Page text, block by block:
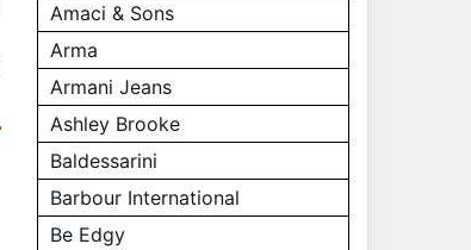
Amaci & Sons
Arma
Armani Jeans
Ashley Brooke
Baldessarini
Barbour International
Be Edgy